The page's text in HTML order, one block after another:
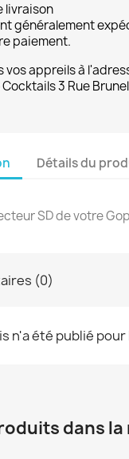
livraison
généralement
paiement.
vos appreils à
3 Rue
Détails du
SD de votre
(0)
n'a été publié
dans la